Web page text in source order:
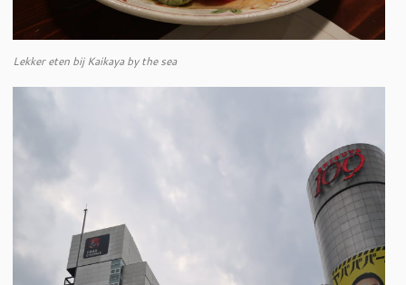
Lekker eten bij Kaikaya by the sea